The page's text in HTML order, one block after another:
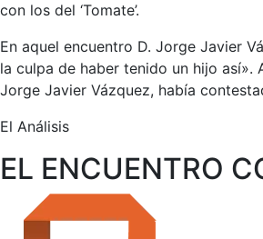
con los del ‘Tomate’.
En aquel encuentro D. Jorge Javier
la culpa de haber tenido un hijo así».
Jorge Javier Vázquez, había
El Análisis
EL ENCUENTRO